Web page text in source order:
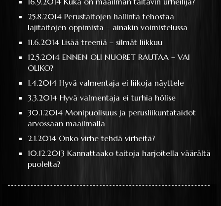
25.8.2014Perustaitojen hallinta tehostaa
lajitaitojen oppimista – ainakin voimistelussa
11.6.2014Lisää treeniä – silmät liikkuu
12.5.2014ENNEN OLI NUORET RAUTAA – VAI
OLIKO?
1.4.2014Hyvä valmentaja ei liikoja näyttele
3.3.2014Hyvä valmentaja ei turhia hölise
30.1.2014 Monipuolisuus ja perusliikuntataidot
arvossaan maailmalla
2.1.2014 Onko virhe tehdä virheitä?
10.12.2013Kannattaako taitoja harjoitella väärältä
puolelta?